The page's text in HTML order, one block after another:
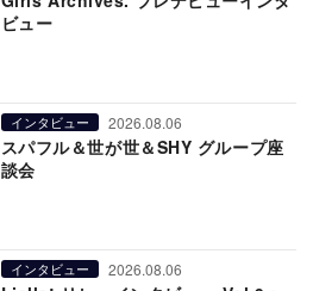
ビュー
インタビュー 2026.08.06
スパフル＆世が世＆SHY グループ座
談会
インタビュー 2026.08.06